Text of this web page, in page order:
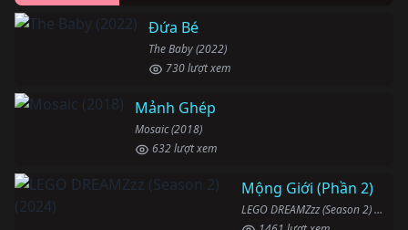
Đứa Bé
The Baby (2022)
730 lượt xem
Mảnh Ghép
Mosaic (2018)
632 lượt xem
Mộng Giới (Phần 2)
LEGO DREAMZzz (Season 2) (2024)